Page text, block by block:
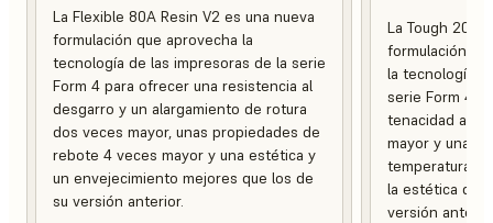
La Flexible 80A Resin V2 es una nueva
formulación que aprovecha la
tecnología de las impresoras de la serie
Form 4 para ofrecer una resistencia al
desgarro y un alargamiento de rotura
dos veces mayor, unas propiedades de
rebote 4 veces mayor y una estética y
un envejecimiento mejores que los de
su versión anterior.
La Tough
formulación
la tecnología
serie Form 4
tenacidad a la
mayor y una
temperaturas
la estética del
versión